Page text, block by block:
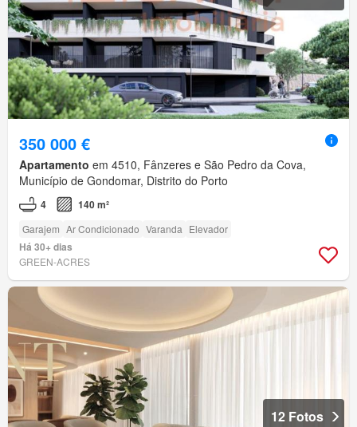
350 000 €
Apartamento em 4510, Fânzeres e São Pedro da Cova,
Município de Gondomar, Distrito do Porto
4 140 m²
Garajem Ar Condicionado Varanda Elevador
Há 30+ dias
GREEN-ACRES
12 Fotos